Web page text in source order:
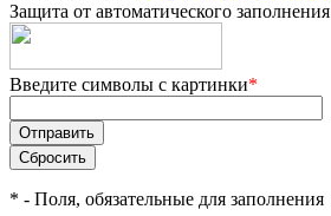
Защита от автоматического заполнения
Введите символы с картинки*
* - Поля, обязательные для заполнения